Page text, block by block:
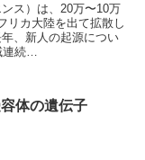
ス）は、20万〜10万
リカ大陸を出て拡散し
、新人の起源につい
続…
体の遺伝子